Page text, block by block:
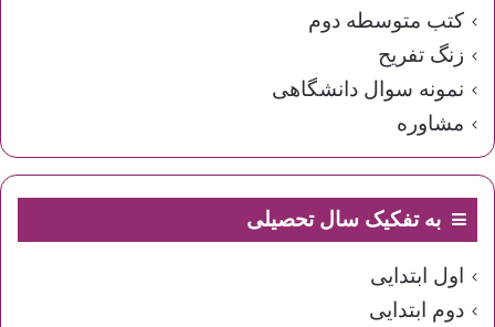
کتب متوسطه دوم
زنگ تفریح
نمونه سوال دانشگاهی
مشاوره
به تفکیک سال تحصیلی
اول ابتدایی
دوم ابتدایی